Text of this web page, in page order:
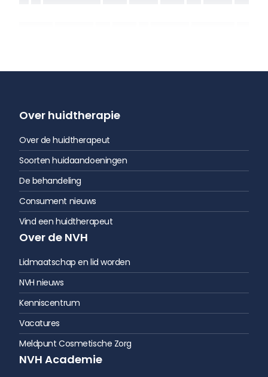
Over huidtherapie
Over de huidtherapeut
Soorten huidaandoeningen
De behandeling
Consument nieuws
Vind een huidtherapeut
Over de NVH
Lidmaatschap en lid worden
NVH nieuws
Kenniscentrum
Vacatures
Meldpunt Cosmetische Zorg
NVH Academie